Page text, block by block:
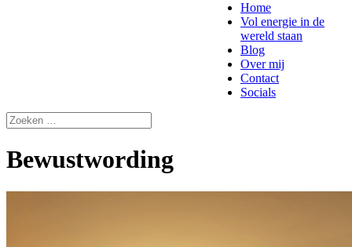
Home
Vol energie in de
wereld staan
Blog
Over mij
Contact
Socials
Bewustwording